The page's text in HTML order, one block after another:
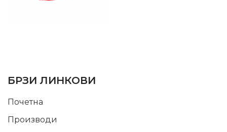
БРЗИ ЛИНКОВИ
Почетна
Производи